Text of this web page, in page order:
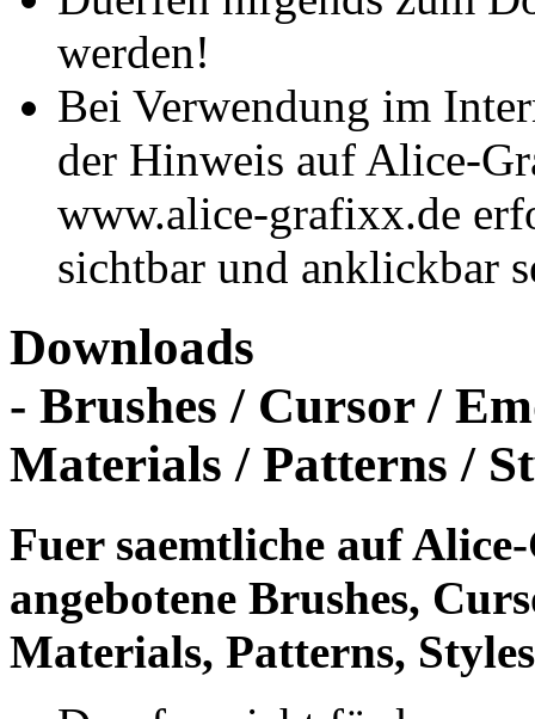
werden!
Bei Verwendung im
der Hinweis auf Alice-
www.alice-grafixx.de
sichtbar und anklickbar
Downloads
- Brushes / Cursor /
Materials / Patterns /
Fuer saemtliche auf
angebotene Brushes,
Materials, Patterns,